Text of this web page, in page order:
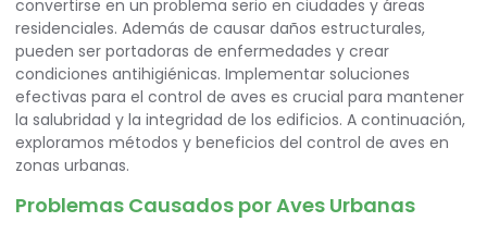
convertirse en un problema serio en ciudades y áreas
residenciales. Además de causar daños estructurales,
pueden ser portadoras de enfermedades y crear
condiciones antihigiénicas. Implementar soluciones
efectivas para el control de aves es crucial para mantener
la salubridad y la integridad de los edificios. A continuación,
exploramos métodos y beneficios del control de aves en
zonas urbanas.
Problemas Causados por Aves Urbanas